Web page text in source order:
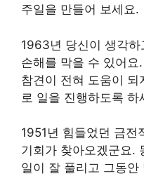
주일을 만들어 보세요.
1963년 당신이 생각
손해를 막을 수 있어
참견이 전혀 도움이 되
로 일을 진행하도록 하
1951년 힘들었던 금전
기회가 찾아오겠군요.
일이 잘 풀리고 그동